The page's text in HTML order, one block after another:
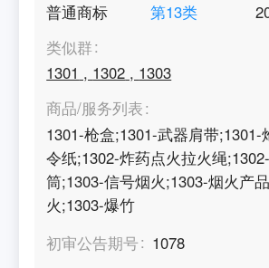
普通商标
第13类
类似群
1301 , 1302 , 1303
商品/服务列表
1301-枪盒;1301-武器肩带;1301-
令纸;1302-炸药点火拉火绳
筒;1303-信号烟火;1303-烟火产
火;1303-爆竹
初审公告期号
1078